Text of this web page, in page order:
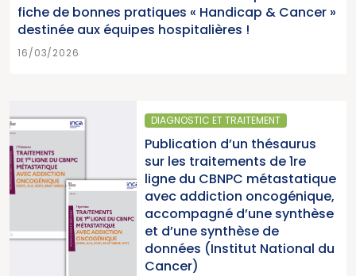
fiche de bonnes pratiques « Handicap & Cancer »
destinée aux équipes hospitalières !
16/03/2026
DIAGNOSTIC ET TRAITEMENT
Publication d’un thésaurus
sur les traitements de 1re
ligne du CBNPC métastatique
avec addiction oncogénique,
accompagné d’une synthèse
et d’une synthèse de
données (Institut National du
Cancer)